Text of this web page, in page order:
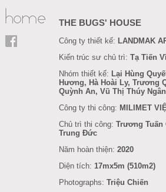
THE BUGS' HOUSE
Công ty thiết kế: LANDMAK
Kiến trúc sư chủ trì: Tạ Tiến
Nhóm thiết kế: Lại Hùng
Hương, Hà Hoài Ly, Trương
Quỳnh An, Vũ Thị Thúy
Công ty thi công: MILIMET
Chủ trì thi công: Trương Tuấn
Trung Đức
Năm hoàn thiện: 2020
Diện tích: 17mx5m (510m2)
Photographs: Triệu Chiến